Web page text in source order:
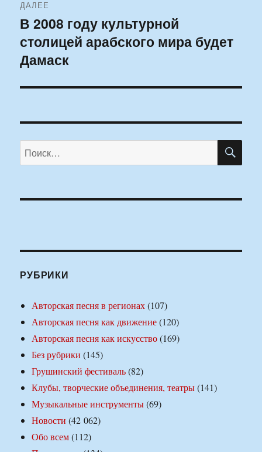
ДАЛЕЕ
Следующая
запись:
В 2008 году культурной
столицей арабского мира будет
Дамаск
Искать:
РУБРИКИ
Авторская песня в регионах(107)
Авторская песня как движение(120)
Авторская песня как искусство(169)
Без рубрики (145)
Грушинский фестиваль(82)
Клубы, творческие объединения, театры(141)
Музыкальные инструменты(69)
Новости (42 062)
Обо всем(112)